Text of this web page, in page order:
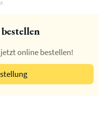
online bestellen!